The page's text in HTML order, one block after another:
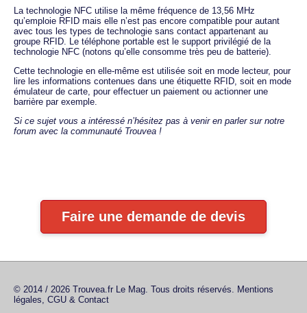
La technologie NFC utilise la même fréquence de 13,56 MHz
qu’emploie RFID mais elle n’est pas encore compatible pour autant
avec tous les types de technologie sans contact appartenant au
groupe RFID. Le téléphone portable est le support privilégié de la
technologie NFC (notons qu’elle consomme très peu de batterie).
Cette technologie en elle-même est utilisée soit en mode lecteur, pour
lire les informations contenues dans une étiquette RFID, soit en mode
émulateur de carte, pour effectuer un paiement ou actionner une
barrière par exemple.
Si ce sujet vous a intéressé n’hésitez pas à venir en parler sur notre
forum avec la communauté Trouvea !
Faire une demande de devis
© 2014 / 2026 Trouvea.fr Le Mag. Tous droits réservés. Mentions
légales, CGU & Contact